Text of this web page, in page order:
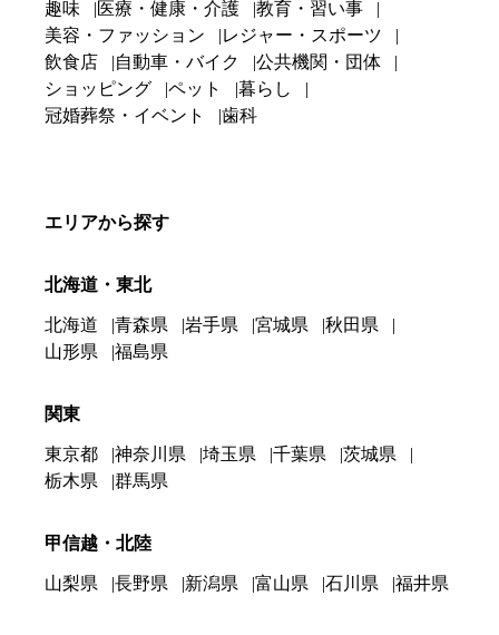
趣味
医療・健康・介護
教育・習い事
美容・ファッション
レジャー・スポーツ
飲食店
自動車・バイク
公共機関・団体
ショッピング
ペット
暮らし
冠婚葬祭・イベント
歯科
エリアから探す
北海道・東北
北海道 青森県 岩手県 宮城県
秋田県
山形県
福島県
関東
東京都 神奈川県 埼玉県 千葉県
茨城県
栃木県
群馬県
甲信越・北陸
山梨県 長野県 新潟県 富山県 石川県 福井県